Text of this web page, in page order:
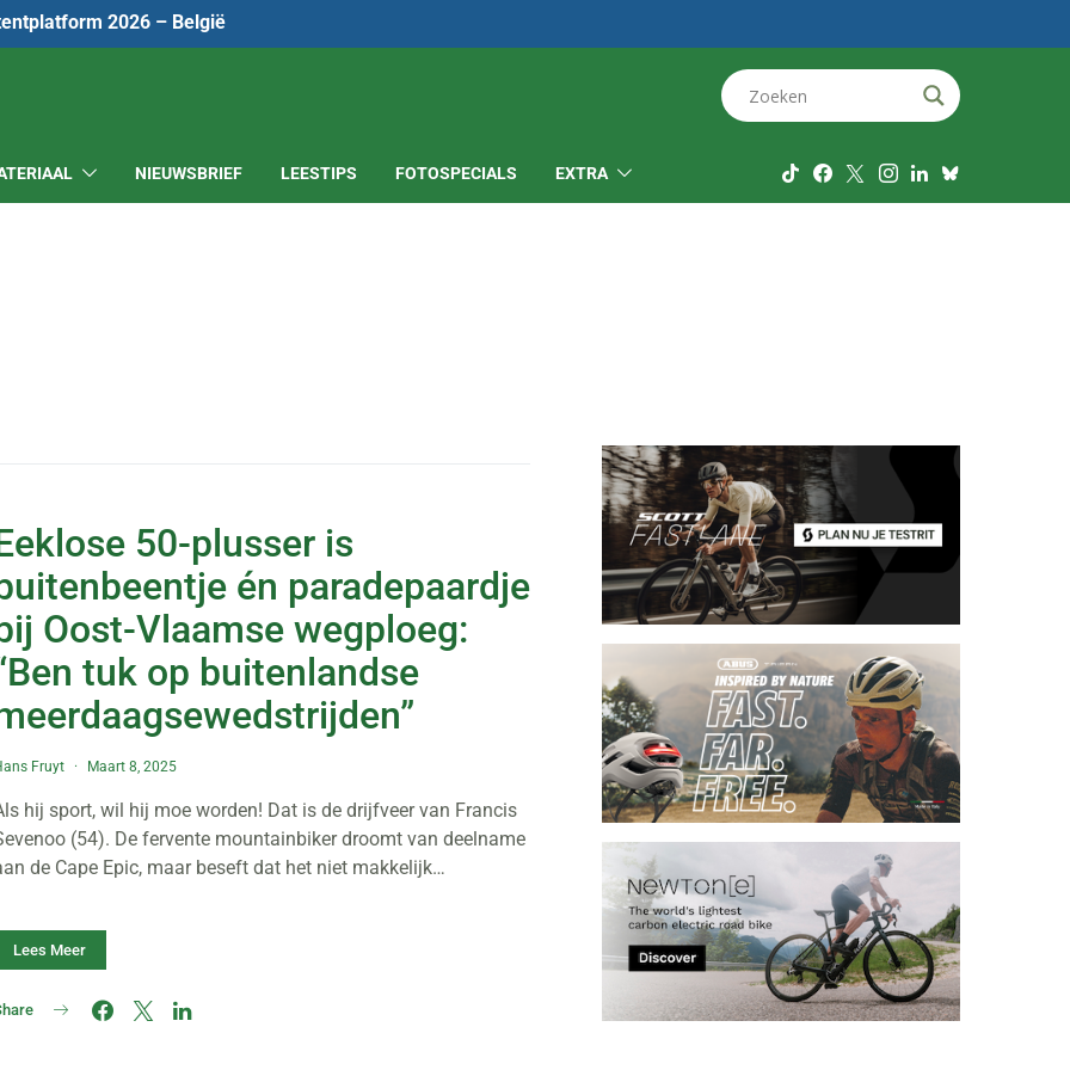
2026 – België
NIEUWSBRIEF LEESTIPS FOTOSPECIALS EXTRA
50-plusser is
én paradepaardje
Oost-Vlaamse wegploeg:
tuk op buitenlandse
Fruyt Maart 8, 2025
hij sport, wil hij moe worden! Dat is de drijfveer van Francis
(54). De fervente mountainbiker droomt van deelname
de Cape Epic, maar beseft dat het niet makkelijk…
Lees Meer